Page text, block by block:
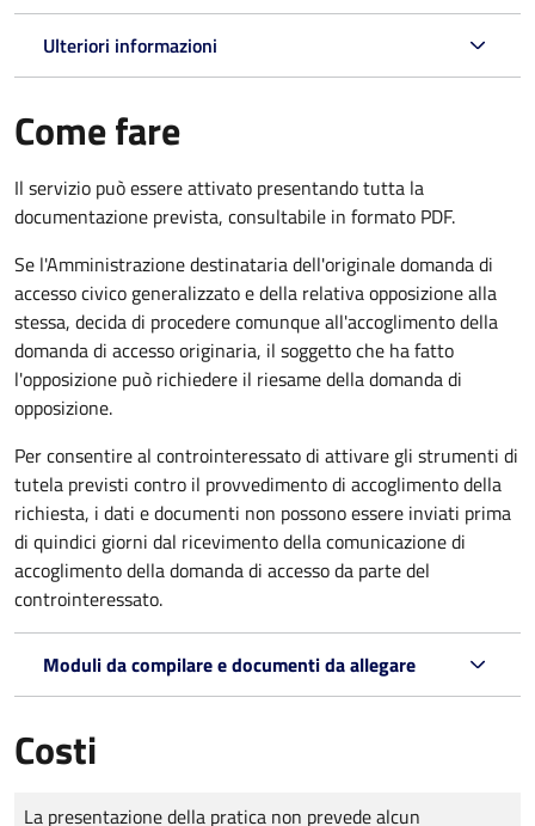
Ulteriori informazioni
Come fare
Il servizio può essere attivato presentando tutta la
documentazione prevista, consultabile in formato PDF.
Se l'Amministrazione destinataria dell'originale domanda di
accesso civico generalizzato e della relativa opposizione alla
stessa, decida di procedere comunque all'accoglimento della
domanda di accesso originaria, il soggetto che ha fatto
l'opposizione può richiedere il riesame della domanda di
opposizione.
Per consentire al controinteressato di attivare gli strumenti di
tutela previsti contro il provvedimento di accoglimento della
richiesta, i dati e documenti non possono essere inviati prima
di quindici giorni dal ricevimento della comunicazione di
accoglimento della domanda di accesso da parte del
controinteressato.
Moduli da compilare e documenti da allegare
Costi
Tipo di pagamento
Importo
La presentazione della pratica non prevede alcun